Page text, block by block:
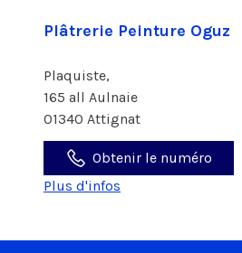
Plâtrerie Peinture Oguz
Plaquiste,
165 all Aulnaie
01340 Attignat
Obtenir le numéro
Plus d'infos